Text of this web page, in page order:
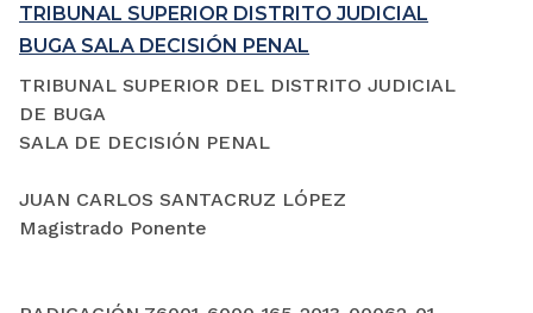
TRIBUNAL SUPERIOR DISTRITO JUDICIAL
BUGA SALA DECISIÓN PENAL
TRIBUNAL SUPERIOR DEL DISTRITO JUDICIAL
DE BUGA
SALA DE DECISIÓN PENAL
JUAN CARLOS SANTACRUZ LÓPEZ
Magistrado Ponente